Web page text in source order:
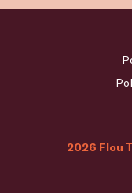
2026 Flou